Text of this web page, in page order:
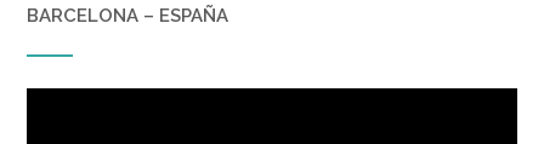
BARCELONA – ESPAÑA